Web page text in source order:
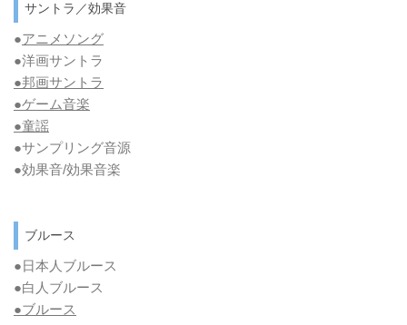
サントラ／効果音
●アニメソング
●洋画サントラ
●邦画サントラ
●ゲーム音楽
●童謡
●サンプリング音源
●効果音/効果音楽
ブルース
●日本人ブルース
●白人ブルース
●ブルース